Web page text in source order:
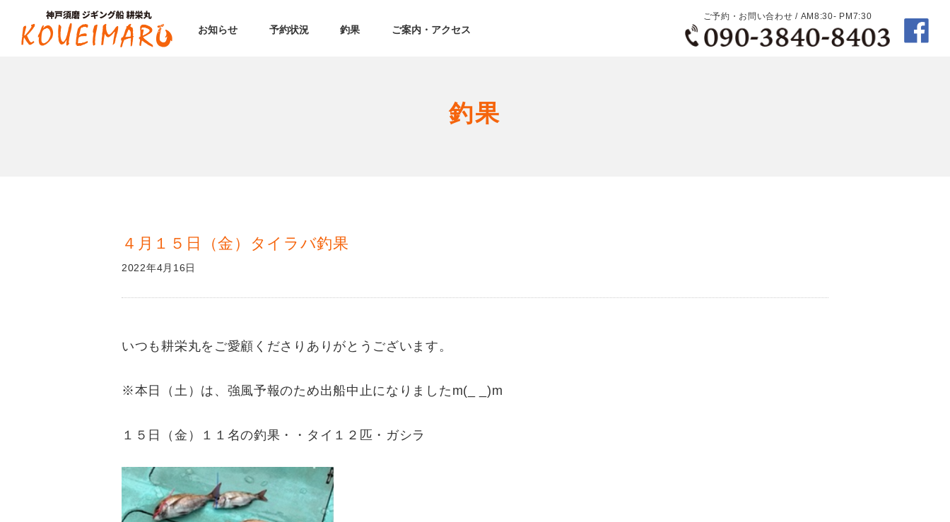
お知らせ 予約状況 釣果 ご案内・アクセス
ご予約・お問い合わせ / AM8:30- PM7:30
釣果
４月１５日（金）タイラバ釣果
2022年4月16日
いつも耕栄丸をご愛顧くださりありがとうございます。
※本日（土）は、強風予報のため出船中止になりましたm(_ _)m
１５日（金）１１名の釣果・・タイ１２匹・ガシラ